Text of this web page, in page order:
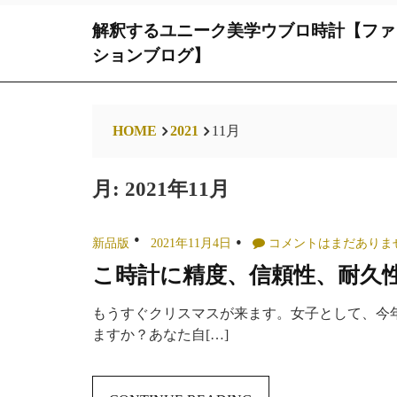
解釈するユニーク美学ウブロ時計【ファ
ションブログ】
HOME 2021 11月
月: 2021年11月
新品版 2021年11月4日 コメントはまだありま
こ時計に精度、信頼性、耐久
もうすぐクリスマスが来ます。女子として、
ますか？あなた自[…]